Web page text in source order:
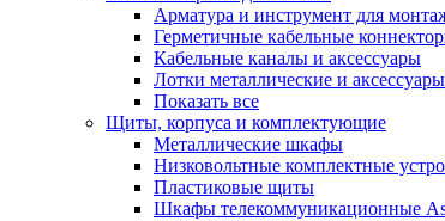
Арматура и инструмент для
Герметичные кабельные
Кабельные каналы и аксессуары
Лотки металлические и
Показать все
Щиты, корпуса и комплектующие
Металлические шкафы
Низковольтные комплектные
Пластиковые щиты
Шкафы телекоммуникационные